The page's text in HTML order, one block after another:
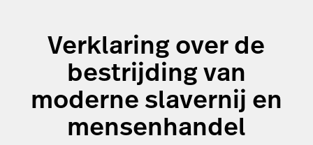
Verklaring over de
bestrijding van
moderne slavernij en
mensenhandel